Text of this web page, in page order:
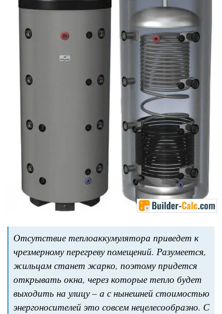
Отсутствие теплоаккумулятора приведет к
чрезмерному перегреву помещений. Разумеется,
жильцам станет жарко, поэтому придется
открывать окна, через которые тепло будет
выходить на улицу – а с нынешней стоимостью
энергоносителей это совсем нецелесообразно. С